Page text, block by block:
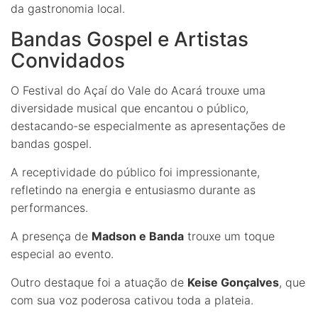
da gastronomia local.
Bandas Gospel e Artistas
Convidados
O Festival do Açaí do Vale do Acará trouxe uma
diversidade musical que encantou o público,
destacando-se especialmente as apresentações de
bandas gospel.
A receptividade do público foi impressionante,
refletindo na energia e entusiasmo durante as
performances.
A presença de Madson e Banda trouxe um toque
especial ao evento.
Outro destaque foi a atuação de Keise Gonçalves, que
com sua voz poderosa cativou toda a plateia.